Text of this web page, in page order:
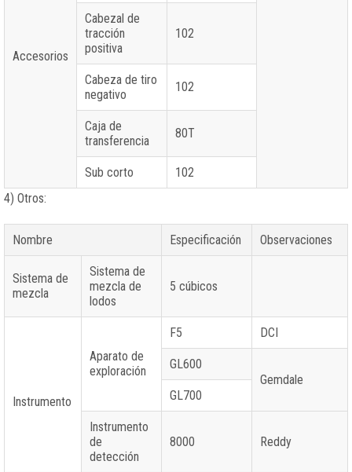
Accesorios
Cabezal de
tracción
positiva
102
Cabeza de tiro
negativo
102
Caja de
transferencia
80T
Sub corto
102
4) Otros:
Nombre Especificación Observaciones
Sistema de
mezcla
Sistema de
mezcla de
lodos
5 cúbicos
Instrumento
Aparato de
exploración
F5 DCI
GL600
Gemdale
GL700
Instrumento
de
detección
8000 Reddy